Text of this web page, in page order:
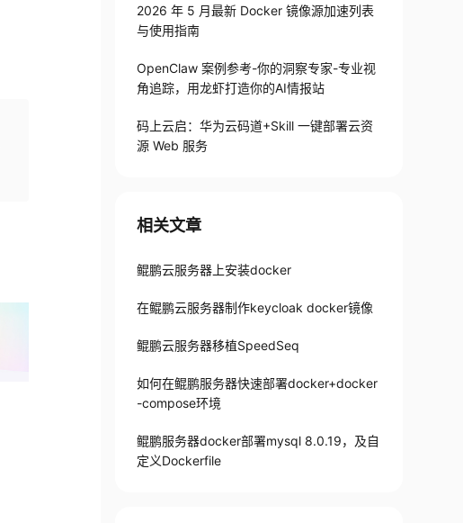
2026 年 5 月最新 Docker 镜像源加速列表
与使用指南
OpenClaw 案例参考-你的洞察专家-专业视
角追踪，用龙虾打造你的AI情报站
码上云启：华为云码道+Skill 一键部署云资
源 Web 服务
相关文章
鲲鹏云服务器上安装docker
在鲲鹏云服务器制作keycloak docker镜像
鲲鹏云服务器移植SpeedSeq
如何在鲲鹏服务器快速部署docker+docker
-compose环境
鲲鹏服务器docker部署mysql 8.0.19，及自
定义Dockerfile